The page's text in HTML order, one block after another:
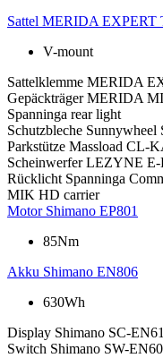
Sattel MERIDA EXPERT
V-mount
Sattelklemme MERIDA
Gepäckträger MERIDA
Spanninga rear light
Schutzbleche Sunnywheel
Parkstütze Massload CL-
Scheinwerfer LEZYNE
Rücklicht Spanninga
MIK HD carrier
Motor Shimano EP801
85Nm
Akku Shimano EN806
630Wh
Display Shimano SC-
Switch Shimano SW-